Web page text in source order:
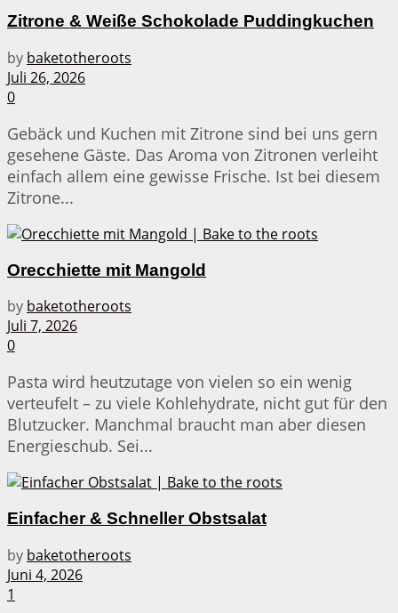
Zitrone & Weiße Schokolade Puddingkuchen
by baketotheroots
Juli 26, 2026
0
Gebäck und Kuchen mit Zitrone sind bei uns gern
gesehene Gäste. Das Aroma von Zitronen verleiht
einfach allem eine gewisse Frische. Ist bei diesem
Zitrone...
Orecchiette mit Mangold
by baketotheroots
Juli 7, 2026
0
Pasta wird heutzutage von vielen so ein wenig
verteufelt – zu viele Kohlehydrate, nicht gut für den
Blutzucker. Manchmal braucht man aber diesen
Energieschub. Sei...
Einfacher & Schneller Obstsalat
by baketotheroots
Juni 4, 2026
1